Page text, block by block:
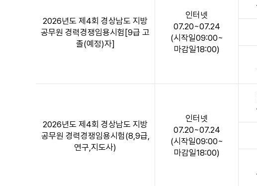
험
일
보
목
2026년도 제4회 경상남도 지방
공무원 경력경쟁임용시험[9급 고
졸(예정)자]
인터넷
07.20~07.24
(시작일09:00~
마감일18:00)
2026년도 제4회 경상남도 지방
공무원 경력경쟁임용시험(8,9급,
연구,지도사)
인터넷
07.20~07.24
(시작일09:00~
마감일18:00)